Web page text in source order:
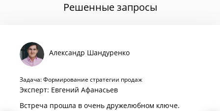
Решенные запросы
Александр Шандуренко
Задача: Формирование стратегии продаж
Эксперт: Евгений Афанасьев
Встреча прошла в очень дружелюбном ключе.